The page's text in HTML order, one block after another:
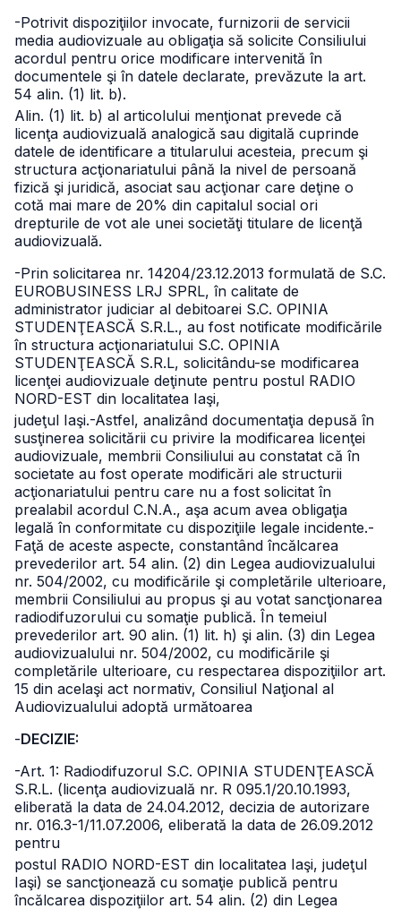
-Potrivit dispoziţiilor invocate, furnizorii de servicii
media audiovizuale au obligaţia să solicite Consiliului
acordul pentru orice modificare intervenită în
documentele şi în datele declarate, prevăzute la art.
54 alin. (1) lit. b).
Alin. (1) lit. b) al articolului menţionat prevede că
licenţa audiovizuală analogică sau digitală cuprinde
datele de identificare a titularului acesteia, precum şi
structura acţionariatului până la nivel de persoană
fizică şi juridică, asociat sau acţionar care deţine o
cotă mai mare de 20% din capitalul social ori
drepturile de vot ale unei societăţi titulare de licenţă
audiovizuală.
-Prin solicitarea nr. 14204/23.12.2013 formulată de S.C.
EUROBUSINESS LRJ SPRL, în calitate de
administrator judiciar al debitoarei S.C. OPINIA
STUDENŢEASCĂ S.R.L., au fost notificate modificările
în structura acţionariatului S.C. OPINIA
STUDENŢEASCĂ S.R.L, solicitându-se modificarea
licenţei audiovizuale deţinute pentru postul RADIO
NORD-EST din localitatea Iaşi,
judeţul Iaşi.-Astfel, analizând documentaţia depusă în
susţinerea solicitării cu privire la modificarea licenţei
audiovizuale, membrii Consiliului au constatat că în
societate au fost operate modificări ale structurii
acţionariatului pentru care nu a fost solicitat în
prealabil acordul C.N.A., aşa acum avea obligaţia
legală în conformitate cu dispoziţiile legale incidente.-
Faţă de aceste aspecte, constantând încălcarea
prevederilor art. 54 alin. (2) din Legea audiovizualului
nr. 504/2002, cu modificările şi completările ulterioare,
membrii Consiliului au propus şi au votat sancţionarea
radiodifuzorului cu somaţie publică. În temeiul
prevederilor art. 90 alin. (1) lit. h) şi alin. (3) din Legea
audiovizualului nr. 504/2002, cu modificările şi
completările ulterioare, cu respectarea dispoziţiilor art.
15 din acelaşi act normativ, Consiliul Naţional al
Audiovizualului adoptă următoarea
-DECIZIE:
-Art. 1: Radiodifuzorul S.C. OPINIA STUDENŢEASCĂ
S.R.L. (licenţa audiovizuală nr. R 095.1/20.10.1993,
eliberată la data de 24.04.2012, decizia de autorizare
nr. 016.3-1/11.07.2006, eliberată la data de 26.09.2012
pentru
postul RADIO NORD-EST din localitatea Iaşi, judeţul
Iaşi) se sancţionează cu somaţie publică pentru
încălcarea dispoziţiilor art. 54 alin. (2) din Legea